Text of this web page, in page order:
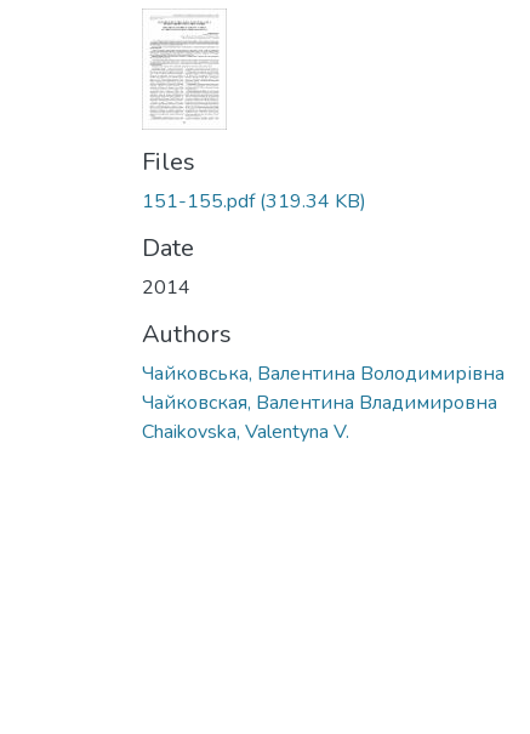
Files
151-155.pdf(319.34 KB)
Date
2014
Authors
Чайковська, Валентина Володимирівна
Чайковская, Валентина Владимировна
Chaikovska, Valentyna V.